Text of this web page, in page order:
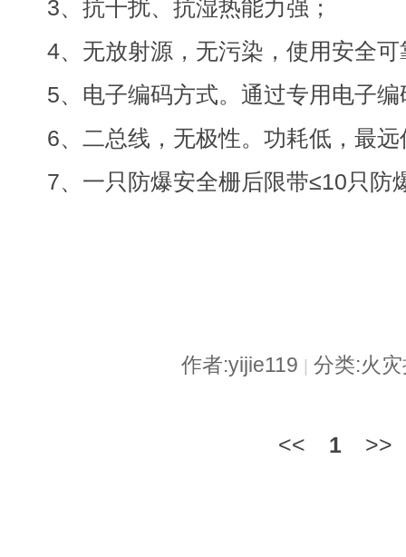
3、抗干扰、抗湿热能力强；
4、无放射源，无污染，使用安全
5、电子编码方式。通过专用电子
6、二总线，无极性。功耗低，最
7、一只防爆安全栅后限带≤10只防
作者:yijie119 分类:火
<< 1 >>